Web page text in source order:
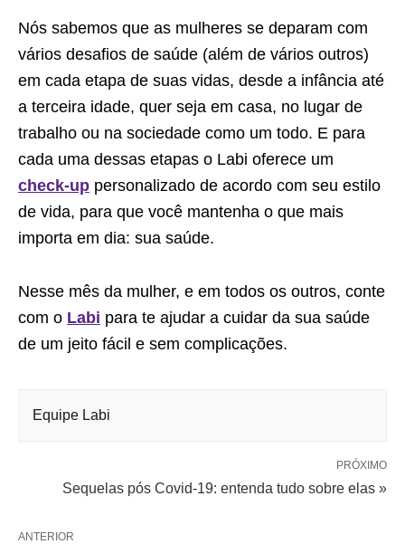
Nós sabemos que as mulheres se deparam com
vários desafios de saúde (além de vários outros)
em cada etapa de suas vidas, desde a infância até
a terceira idade, quer seja em casa, no lugar de
trabalho ou na sociedade como um todo. E para
cada uma dessas etapas o Labi oferece um
check-up personalizado de acordo com seu estilo
de vida, para que você mantenha o que mais
importa em dia: sua saúde.
Nesse mês da mulher, e em todos os outros, conte
com o Labi para te ajudar a cuidar da sua saúde
de um jeito fácil e sem complicações.
Equipe Labi
PRÓXIMO
Sequelas pós Covid-19: entenda tudo sobre elas »
ANTERIOR